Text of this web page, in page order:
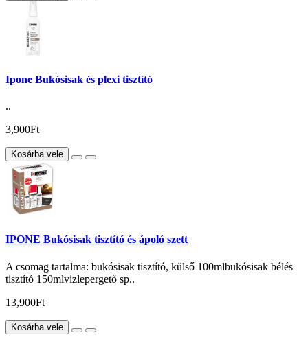
Ipone Bukósisak és plexi tisztító
..
3,900Ft
Kosárba vele
IPONE Bukósisak tisztító és ápoló szett
A csomag tartalma: bukósisak tisztító, külső 100mlbukósisak bélés
tisztító 150mlvizlepergető sp..
13,900Ft
Kosárba vele